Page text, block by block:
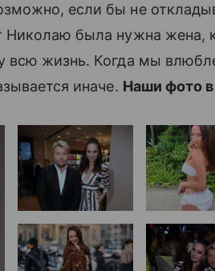
если бы не
была нужна жена,
всю жизнь. Когда мы
иначе. Наши фото в